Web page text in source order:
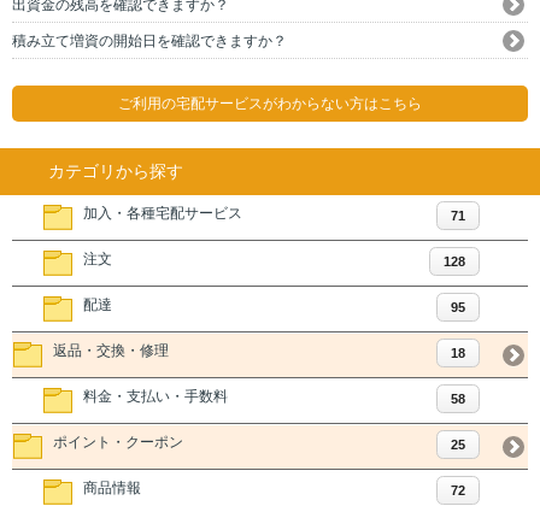
出資金の残高を確認できますか？
積み立て増資の開始日を確認できますか？
ご利用の宅配サービスがわからない方はこちら
カテゴリから探す
加入・各種宅配サービス 71
注文 128
配達 95
返品・交換・修理 18
料金・支払い・手数料 58
ポイント・クーポン 25
商品情報 72